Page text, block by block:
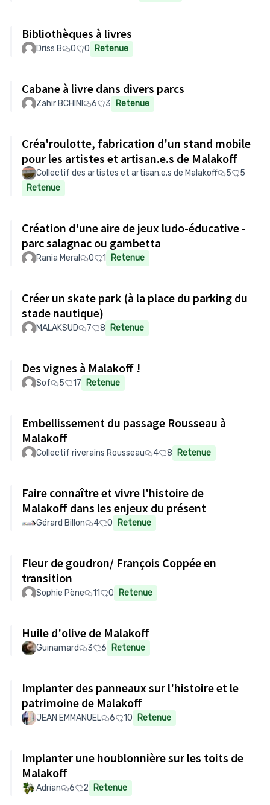
Bibliothèques à livres
Driss B 0 0 Retenue
Cabane à livre dans divers parcs
Zahir BCHINI 6 3 Retenue
Créa'roulotte, fabrication d'un stand mobile
pour les artistes et artisan.e.s de Malakoff
Collectif des artistes et artisan.e.s de Malakoff 5
5
Retenue
Création d'une aire de jeux ludo-éducative -
parc salagnac ou gambetta
Rania Meral 0 1 Retenue
Créer un skate park (à la place du parking du
stade nautique)
MALAKSUD 7 8 Retenue
Des vignes à Malakoff !
Sof 5 17 Retenue
Embellissement du passage Rousseau à
Malakoff
Collectif riverains Rousseau 4 8 Retenue
Faire connaître et vivre l'histoire de
Malakoff dans les enjeux du présent
Gérard Billon 4 0 Retenue
Fleur de goudron/ François Coppée en
transition
Sophie Pène 11 0 Retenue
Huile d'olive de Malakoff
Guinamard 3 6 Retenue
Implanter des panneaux sur l'histoire et le
patrimoine de Malakoff
JEAN EMMANUEL 6 10 Retenue
Implanter une houblonnière sur les toits de
Malakoff
Adrian 6 2 Retenue